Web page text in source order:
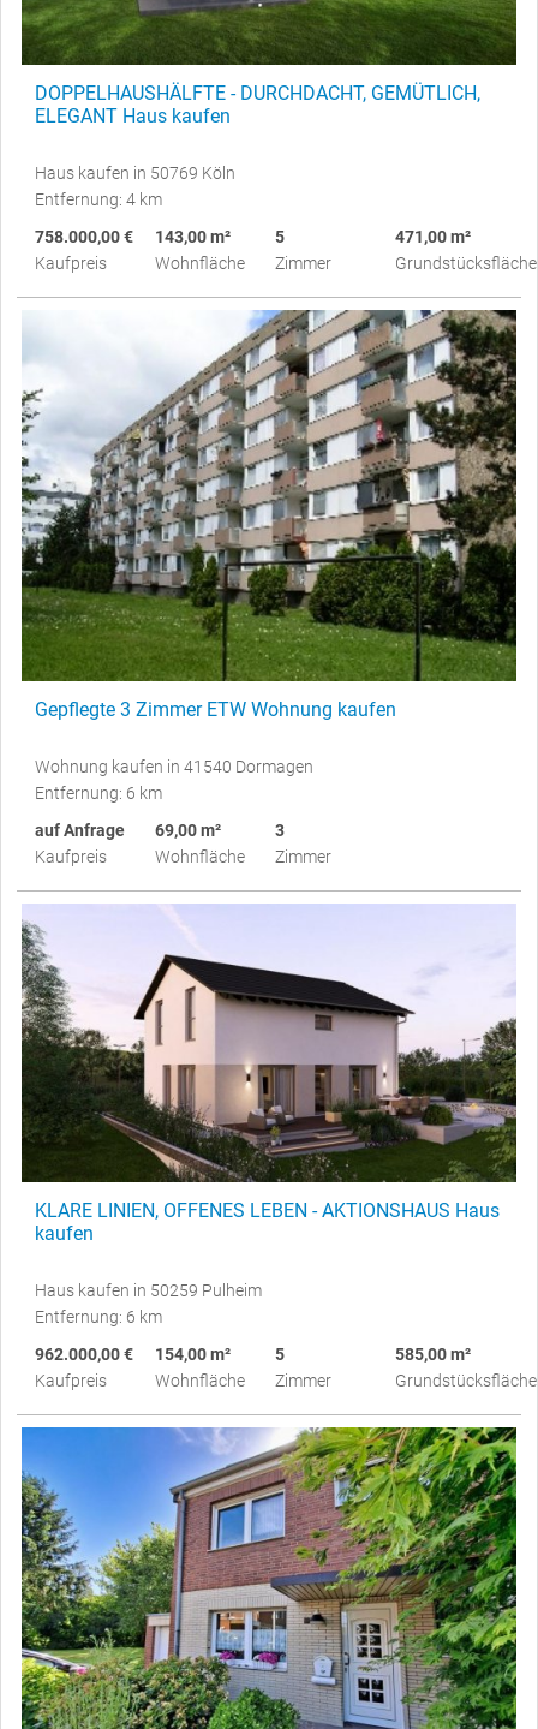
DOPPELHAUSHÄLFTE - DURCHDACHT, GEMÜTLICH,
ELEGANT Haus kaufen
Haus kaufen in 50769 Köln
Entfernung: 4 km
758.000,00 €
Kaufpreis
143,00 m²
Wohnfläche
5
Zimmer
471,00 m²
Grundstücksfläche
Gepflegte 3 Zimmer ETW Wohnung kaufen
Wohnung kaufen in 41540 Dormagen
Entfernung: 6 km
auf Anfrage
Kaufpreis
69,00 m²
Wohnfläche
3
Zimmer
KLARE LINIEN, OFFENES LEBEN - AKTIONSHAUS Haus
kaufen
Haus kaufen in 50259 Pulheim
Entfernung: 6 km
962.000,00 €
Kaufpreis
154,00 m²
Wohnfläche
5
Zimmer
585,00 m²
Grundstücksfläche